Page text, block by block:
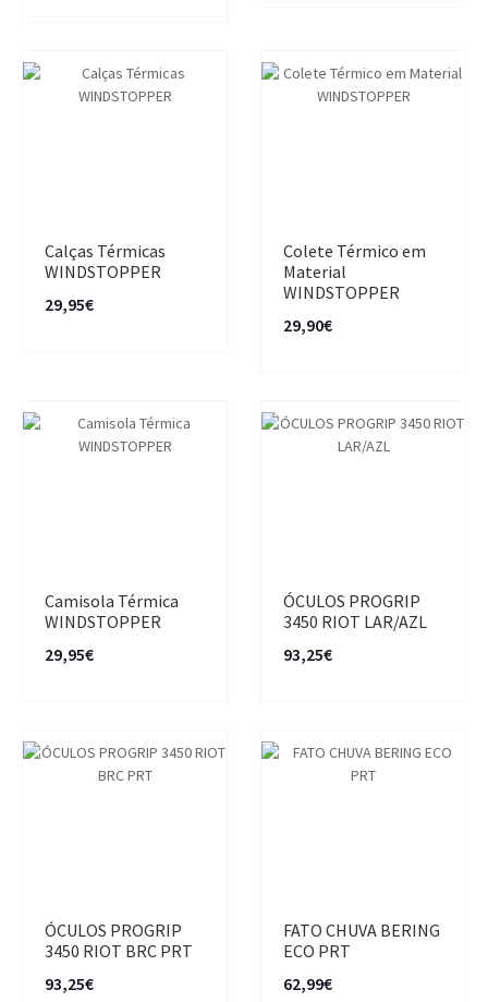
Calças Térmicas
WINDSTOPPER
29,95€
Colete Térmico em
Material
WINDSTOPPER
29,90€
Camisola Térmica
WINDSTOPPER
29,95€
ÓCULOS PROGRIP
3450 RIOT LAR/AZL
93,25€
ÓCULOS PROGRIP
3450 RIOT BRC PRT
93,25€
FATO CHUVA BERING
ECO PRT
62,99€